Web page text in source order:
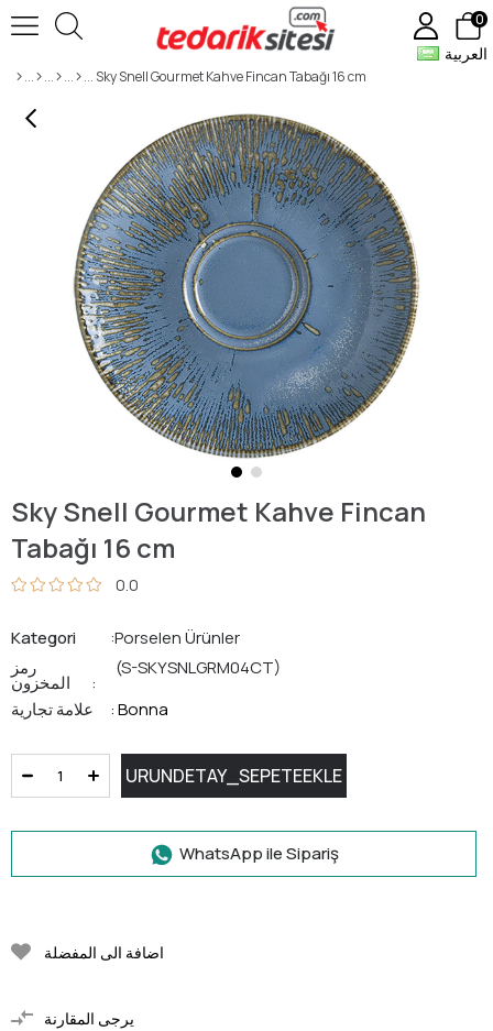
العربية
0
Sky Snell Gourmet Kahve Fincan Tabağı 16 cm
Sky Snell Gourmet Kahve Fincan
Tabağı 16 cm
0.0
Kategori
Porselen Ürünler
رمز
المخزون
(S-SKYSNLGRM04CT)
علامة تجارية
: Bonna
WhatsApp ile Sipariş
اضافة الى المفضلة
يرجى المقارنة